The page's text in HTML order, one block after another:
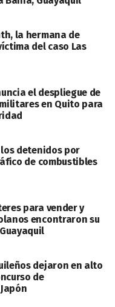
la hermana de
del caso Las
el despliegue de
en Quito para
detenidos por
de combustibles
para vender y
encontraron su
dejaron en alto
de